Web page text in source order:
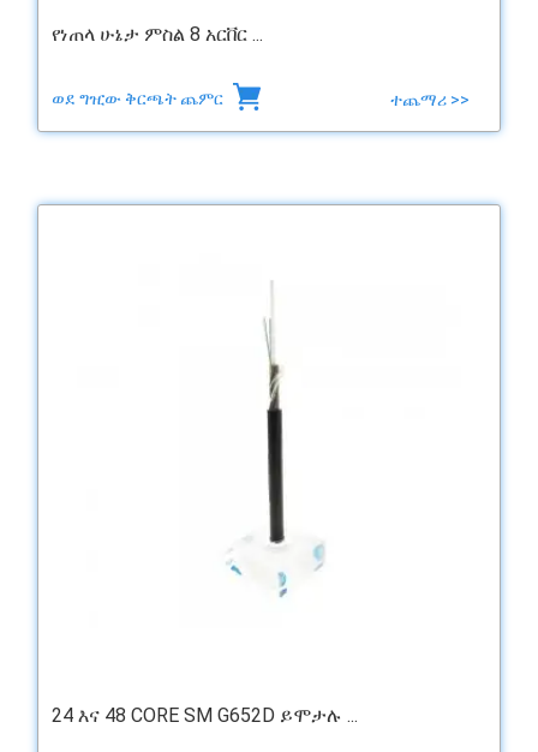
የነጠላ ሁኔታ ምስል 8 አርቨር ...
ወደ ግዢው ቅርጫት ጨምር ተጨማሪ >>
24 እና 48 CORE SM G652D ይሞታሉ ...